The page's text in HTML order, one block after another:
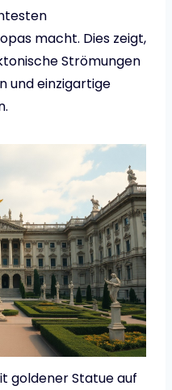
macht. Dies zeigt,
Strömungen
und einzigartige
goldener Statue auf